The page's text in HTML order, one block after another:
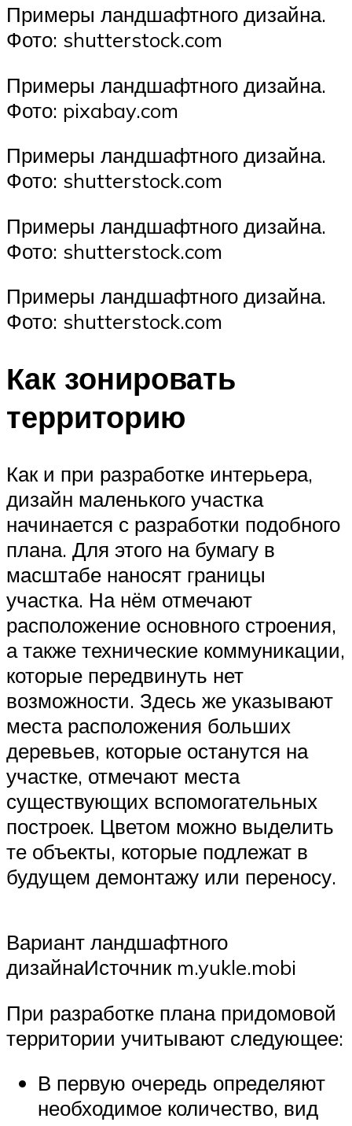
Примеры ландшафтного дизайна.
Фото: shutterstock.com
Примеры ландшафтного дизайна.
Фото: pixabay.com
Примеры ландшафтного дизайна.
Фото: shutterstock.com
Примеры ландшафтного дизайна.
Фото: shutterstock.com
Примеры ландшафтного дизайна.
Фото: shutterstock.com
Как зонировать
территорию
Как и при разработке интерьера,
дизайн маленького участка
начинается с разработки подобного
плана. Для этого на бумагу в
масштабе наносят границы
участка. На нём отмечают
расположение основного строения,
а также технические коммуникации,
которые передвинуть нет
возможности. Здесь же указывают
места расположения больших
деревьев, которые останутся на
участке, отмечают места
существующих вспомогательных
построек. Цветом можно выделить
те объекты, которые подлежат в
будущем демонтажу или переносу.
Вариант ландшафтного
дизайнаИсточник m.yukle.mobi
При разработке плана придомовой
территории учитывают следующее:
В первую очередь определяют
необходимое количество, вид